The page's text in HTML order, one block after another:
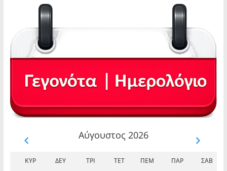
Αύγουστος 2026
ΚΥΡ ΔΕΥ ΤΡΊ ΤΕΤ ΠΈΜ ΠΑΡ ΣΆΒ